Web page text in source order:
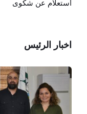
استعلام عن شكوى
اخبار الرئيس